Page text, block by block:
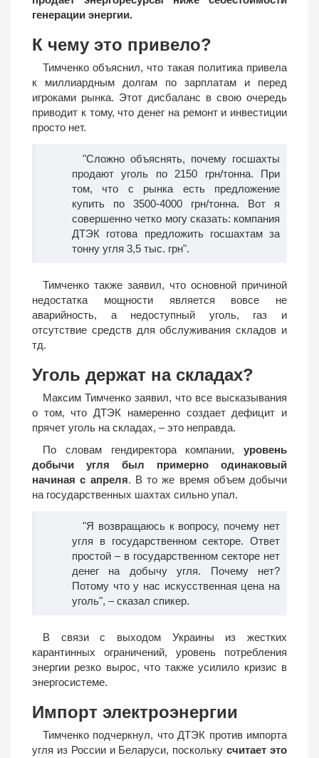
генерации энергии.
К чему это привело?
Тимченко объяснил, что такая политика привела
к миллиардным долгам по зарплатам и перед
игроками рынка. Этот дисбаланс в свою очередь
приводит к тому, что денег на ремонт и инвестиции
просто нет.
"Сложно объяснять, почему госшахты
продают уголь по 2150 грн/тонна. При
том, что с рынка есть предложение
купить по 3500-4000 грн/тонна. Вот я
совершенно четко могу сказать: компания
ДТЭК готова предложить госшахтам за
тонну угля 3,5 тыс. грн".
Тимченко также заявил, что основной причиной
недостатка мощности является вовсе не
аварийность, а недоступный уголь, газ и
отсутствие средств для обслуживания складов и
тд.
Уголь держат на складах?
Максим Тимченко заявил, что все высказывания
о том, что ДТЭК намеренно создает дефицит и
прячет уголь на складах, – это неправда.
По словам гендиректора компании, уровень
добычи угля был примерно одинаковый
начиная с апреля. В то же время объем добычи
на государственных шахтах сильно упал.
"Я возвращаюсь к вопросу, почему нет
угля в государственном секторе. Ответ
простой – в государственном секторе нет
денег на добычу угля. Почему нет?
Потому что у нас искусственная цена на
уголь", – сказал спикер.
В связи с выходом Украины из жестких
карантинных ограничений, уровень потребления
энергии резко вырос, что также усилило кризис в
энергосистеме.
Импорт электроэнергии
Тимченко подчеркнул, что ДТЭК против импорта
угля из России и Беларуси, поскольку считает это